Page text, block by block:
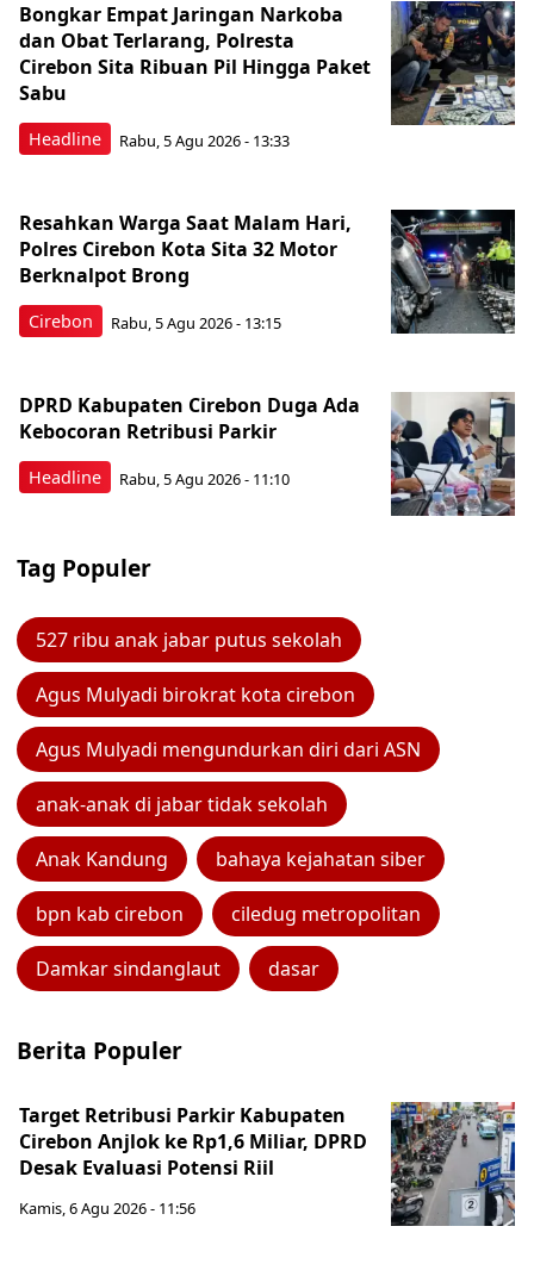
Headline
Bongkar Empat Jaringan Narkoba
dan Obat Terlarang, Polresta
Cirebon Sita Ribuan Pil Hingga Paket
Sabu
Rabu, 5 Agu 2026 - 13:33
Cirebon
Resahkan Warga Saat Malam Hari,
Polres Cirebon Kota Sita 32 Motor
Berknalpot Brong
Rabu, 5 Agu 2026 - 13:15
Headline
DPRD Kabupaten Cirebon Duga Ada
Kebocoran Retribusi Parkir
Rabu, 5 Agu 2026 - 11:10
Tag Populer
527 ribu anak jabar putus sekolah
Agus Mulyadi birokrat kota cirebon
Agus Mulyadi mengundurkan diri dari ASN
anak-anak di jabar tidak sekolah
Anak Kandung bahaya kejahatan siber
bpn kab cirebon ciledug metropolitan
Damkar sindanglaut dasar
Berita Populer
Target Retribusi Parkir Kabupaten
Cirebon Anjlok ke Rp1,6 Miliar, DPRD
Desak Evaluasi Potensi Riil
Kamis, 6 Agu 2026 - 11:56